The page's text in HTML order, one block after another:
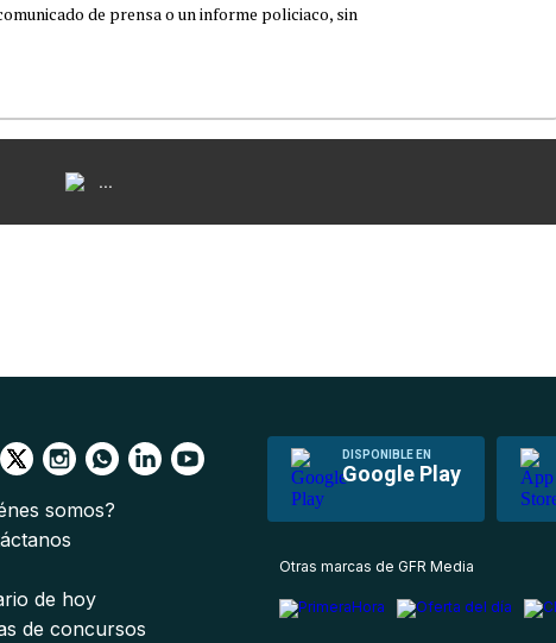
de prensa o un informe policiaco, sin
...
DISPONIBLE EN
Google Play
somos?
de hoy
de concursos
Otras marcas de GFR Media